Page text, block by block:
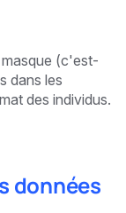
(c'est-
dans les
des individus.
données